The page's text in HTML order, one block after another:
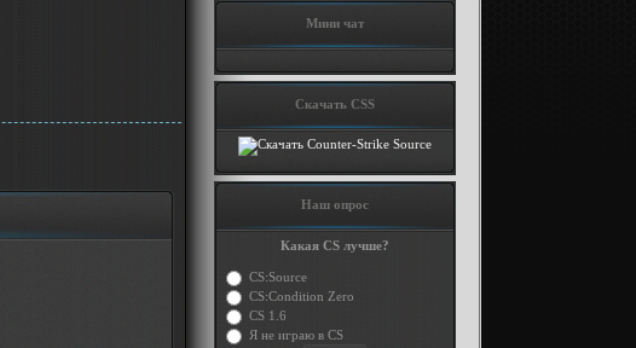
Мини чат
Скачать CSS
Наш опрос
Какая CS лучше?
CS:Source
CS:Condition Zero
CS 1.6
Я не играю в CS